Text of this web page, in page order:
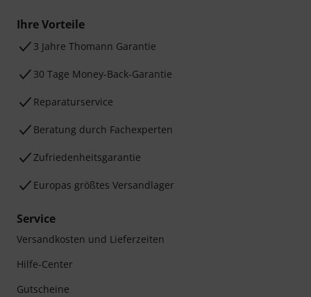
Ihre Vorteile
3 Jahre Thomann Garantie
30 Tage Money-Back-Garantie
Reparaturservice
Beratung durch Fachexperten
Zufriedenheitsgarantie
Europas größtes Versandlager
Service
Versandkosten und Lieferzeiten
Hilfe-Center
Gutscheine